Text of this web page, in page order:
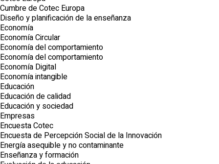
Cumbre de Cotec Europa
Diseño y planificación de la enseñanza
Economía
Economía Circular
Economía del comportamiento
Economía del comportamiento
Economía Digital
Economía intangible
Educación
Educación de calidad
Educación y sociedad
Empresas
Encuesta Cotec
Encuesta de Percepción Social de la Innovación
Energía asequible y no contaminante
Enseñanza y formación